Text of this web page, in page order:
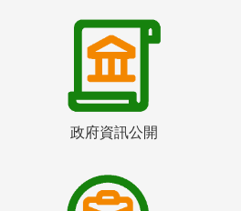
政府資訊公開